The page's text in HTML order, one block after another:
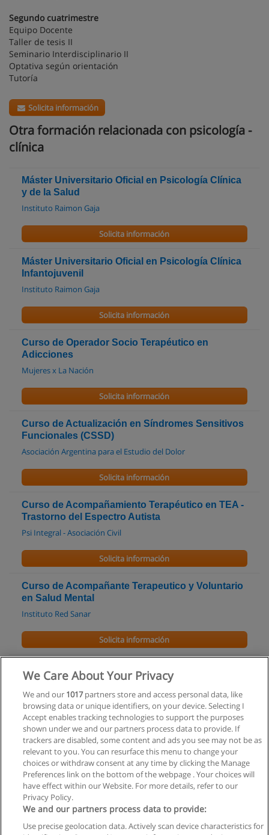
Segundo cuatrimestre
Equipo Docente
Taller de tesis II
Seminario Interdisciplinario II
Optativa según orientación
Tutoría
Solicita información
Otra formación relacionada con psicología -
clínica
Máster Universitario Oficial en Psicología Clínica
y de la Salud
Instituto Raimon Gaja
Solicita información
Máster Universitario Oficial en Psicología Clínica
Infantojuvenil
Instituto Raimon Gaja
Solicita información
Curso de Operador Socio Terapéutico en
Adicciones
Mujeres x La Nación
Solicita información
Curso de Actualización en Síndromes Sensitivos
Funcionales (CSSD)
Asociación Argentina para el Estudio del Dolor
Solicita información
Curso de Acompañamiento Terapéutico en TEA -
Trastorno del Espectro Autista
Psi Integral - Asociación Civil
Solicita información
Curso de Acompañante Terapeutico y Voluntario
en Salud Mental
Instituto Red Sanar
Solicita información
de Grupos y Equipos de Trabajo con
MultiRecursos Técnicos
IIG Instituto de Investigaciones Grupales
Solicita información
Privacidad de datos
We Care About Your Privacy
We and our 1017partners store and access personal data, like
browsing data or unique identifiers, on your device. Selecting I
Accept enables tracking technologies to support the purposes
shown under we and our partners process data to provide. If
trackers are disabled, some content and ads you see may not be as
relevant to you. You can resurface this menu to change your
choices or withdraw consent at any time by clicking the Manage
Preferences link on the bottom of the webpage . Your choices will
have effect within our Website. For more details, refer to our
Privacy Policy.
We and our partners process data to provide:
Use precise geolocation data. Actively scan device characteristics for